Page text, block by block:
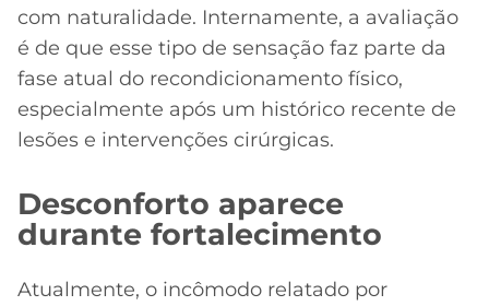
com naturalidade. Internamente, a avaliação
é de que esse tipo de sensação faz parte da
fase atual do recondicionamento físico,
especialmente após um histórico recente de
lesões e intervenções cirúrgicas.
Desconforto aparece
durante fortalecimento
Atualmente, o incômodo relatado por